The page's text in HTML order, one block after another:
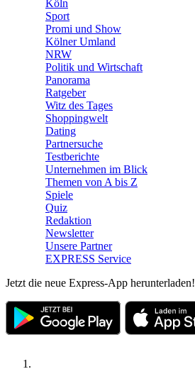
Köln
Sport
Promi und Show
Kölner Umland
NRW
Politik und Wirtschaft
Panorama
Ratgeber
Witz des Tages
Shoppingwelt
Dating
Partnersuche
Testberichte
Unternehmen im Blick
Themen von A bis Z
Spiele
Quiz
Redaktion
Newsletter
Unsere Partner
EXPRESS Service
Jetzt die neue Express-App herunterladen!